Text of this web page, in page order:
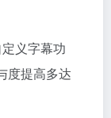
义字幕功
度提高多达